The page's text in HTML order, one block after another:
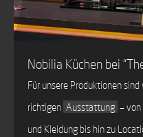
Nobilia Küchen bei
Für unsere Produktionen
richtigen Ausstattung – von
und Kleidung bis hin zu